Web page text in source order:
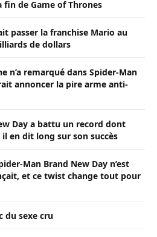
de Game of Thrones
passer la franchise Mario au
de dollars
n’a remarqué dans Spider-Man
annoncer la pire arme anti-
Day a battu un record dont
en dit long sur son succès
Man Brand New Day n’est
et ce twist change tout pour
du sexe cru